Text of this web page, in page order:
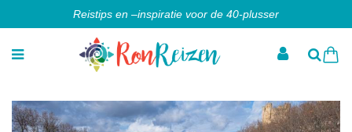
Reistips en –inspiratie voor de 40-plusser